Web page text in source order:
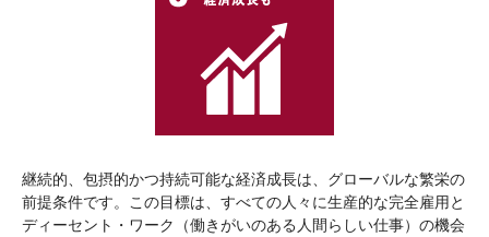
継続的、包摂的かつ持続可能な経済成長は、グローバルな繁栄の
前提条件です。この目標は、すべての人々に生産的な完全雇用と
ディーセント・ワーク（働きがいのある人間らしい仕事）の機会